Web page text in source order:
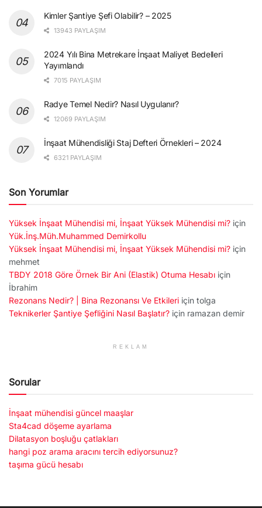
Kimler Şantiye Şefi Olabilir? – 2025
13943 PAYLAŞIM
2024 Yılı Bina Metrekare İnşaat Maliyet Bedelleri
Yayımlandı
7015 PAYLAŞIM
Radye Temel Nedir? Nasıl Uygulanır?
12069 PAYLAŞIM
İnşaat Mühendisliği Staj Defteri Örnekleri – 2024
6321 PAYLAŞIM
Son Yorumlar
Yüksek İnşaat Mühendisi mi, İnşaat Yüksek Mühendisi mi? için
Yük.İnş.Müh.Muhammed Demirkollu
Yüksek İnşaat Mühendisi mi, İnşaat Yüksek Mühendisi mi? için
mehmet
TBDY 2018 Göre Örnek Bir Ani (Elastik) Otuma Hesabı için
İbrahim
Rezonans Nedir? | Bina Rezonansı Ve Etkileri için tolga
Teknikerler Şantiye Şefliğini Nasıl Başlatır? için ramazan demir
REKLAM
Sorular
İnşaat mühendisi güncel maaşlar
Sta4cad döşeme ayarlama
Dilatasyon boşluğu çatlakları
hangi poz arama aracını tercih ediyorsunuz?
taşıma gücü hesabı